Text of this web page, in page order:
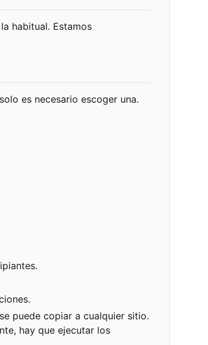
habitual. Estamos
es necesario escoger una.
puede copiar a cualquier sitio.
hay que ejecutar los